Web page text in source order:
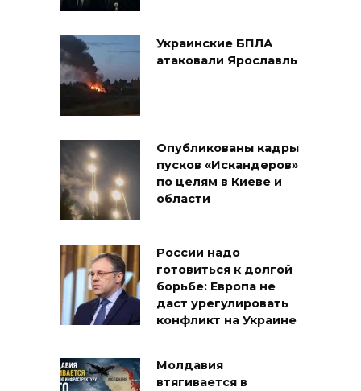
Украинские БПЛА
атаковали Ярославль
Опубликованы кадры
пусков «Искандеров»
по целям в Киеве и
области
России надо
готовиться к долгой
борьбе: Европа не
даст урегулировать
конфликт на Украине
Молдавия
втягивается в